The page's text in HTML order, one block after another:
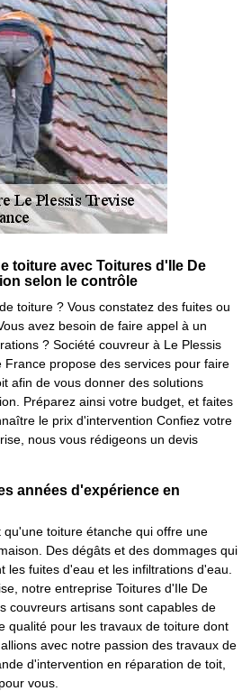
toiture avec Toitures d'Ile De
selon le contrôle
toiture ? Vous constatez des fuites ou
avez besoin de faire appel à un
? Société couvreur à Le Plessis
France propose des services pour faire
afin de vous donner des solutions
Préparez ainsi votre budget, et faites
le prix d'intervention Confiez votre
nous vous rédigeons un devis
années d'expérience en
toiture étanche qui offre une
Des dégâts et des dommages qui
les fuites d'eau et les infiltrations d'eau.
notre entreprise Toitures d'Ile De
couvreurs artisans sont capables de
qualité pour les travaux de toiture dont
avec notre passion des travaux de
d'intervention en réparation de toit,
vous.